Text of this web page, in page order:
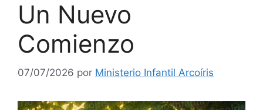
Un Nuevo
Comienzo
07/07/2026 por Ministerio Infantil Arcoíris